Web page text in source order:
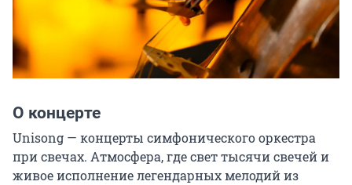
О концерте
Unisong — концерты симфонического оркестра
при свечах. Атмосфера, где свет тысячи свечей и
живое исполнение легендарных мелодий из